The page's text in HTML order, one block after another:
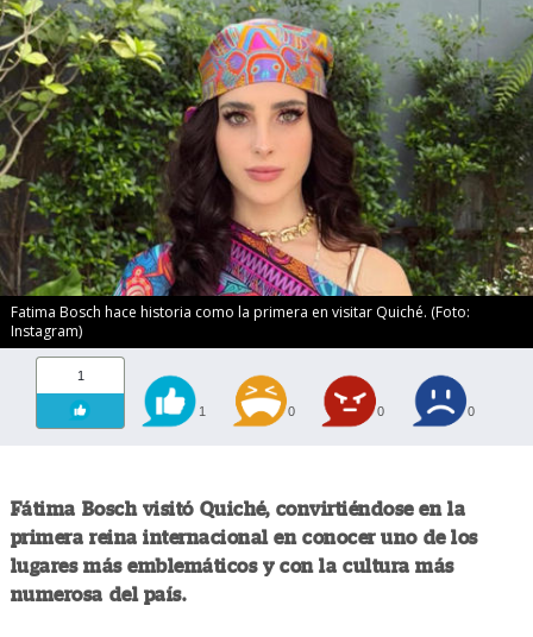
Fatima Bosch hace historia como la primera en visitar Quiché. (Foto:
Instagram)
1
1 0 0 0
Fátima Bosch visitó Quiché, convirtiéndose en la
primera reina internacional en conocer uno de los
lugares más emblemáticos y con la cultura más
numerosa del país.